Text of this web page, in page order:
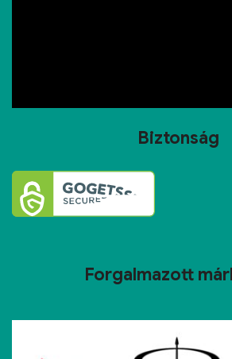
Biztonság
Forgalmazott